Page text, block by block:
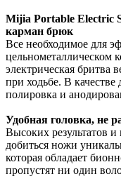
Mijia Portable Electric
карман брюк
Все необходимое для
цельнометаллическом
электрическая бритва
при ходьбе. В качестве
полировка и
Удобная головка, не
Высоких результатов
добиться ножи
которая обладает
пропустят ни один